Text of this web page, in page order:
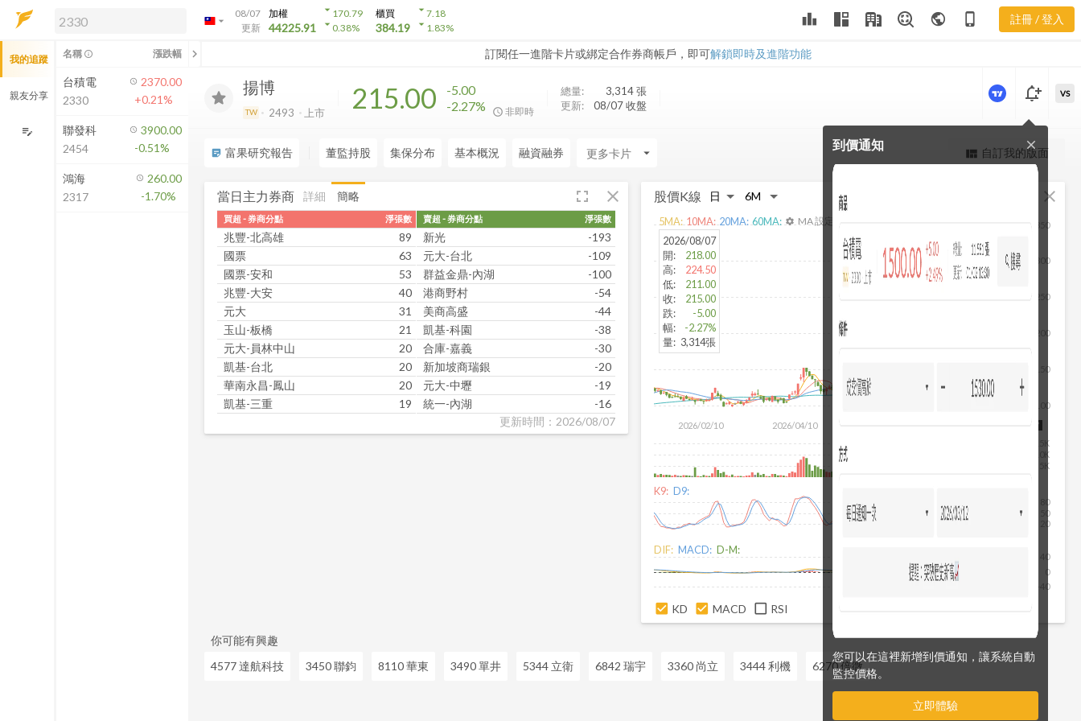
arrow_drop_down
08/07
更新
加權
44225.91
arrow_drop_down170.79
arrow_drop_down0.38%
櫃買
384.19
arrow_drop_down7.18
arrow_drop_down1.83% leaderboard public phone_iphone 註冊 / 登入
訂閱任一進階卡片或綁定合作券商帳戶，即可解鎖即時及進階功能
解鎖即時行情及進階功能
方案」，即可解鎖以下功能：
即時行情
即時市況與排行
成交金額熱力圖
前往方案訂閱
如何綁定合作券商
力券商
揚博
TW 2493 上市 215.00
-5.00
-2.27%
非即時
總量: 3,314張
更新:
08/07 收盤
更強大的進階價量圖表
notification_add
到價通知
您可以在這裡新增到價通知，讓系統自動
監控價格。
立即體驗
close
VS
sticky_note_2 富果研究報告 董監持股 集保分布 基本概況 融資融券 arrow_drop_down view_quilt 自訂我的版面
當日主力券商 fullscreen close
詳細 簡略
買超 - 券商分點 淨張數
兆豐-北高雄
89
國票
63
國票-安和
53
兆豐-大安
40
元大
31
玉山-板橋
21
元大-員林中山
20
凱基-台北
20
華南永昌-鳳山
20
凱基-三重
19
賣超 - 券商分點 淨張數
新光
-193
元大-台北
-109
群益金鼎-內湖
-100
港商野村
-54
美商高盛
-44
凱基-科園
-38
合庫-嘉義
-30
新加坡商瑞銀
-20
元大-中壢
-19
統一-內湖
-16
更新時間：2026/08/07
股價K線 close
2026/02/10 2026/04/10
100
150
200
250
300
350
2026/08/07
5K
10K
15K
2026/08/07
開:
218.00
高:
224.50
低:
211.00
收:
215.00
跌:
-5.00
幅:
-2.27%
量: 3,314張
5MA: 10MA: 20MA: 60MA: settings MA 設定
K9: D9:
20
50
80
DIF: MACD: D-M:
-40
0
40
KD MACD RSI
你可能有興趣
4577 達航科技
3450 聯鈞 8110 華東 3490 單井 5344 立衛 6842 瑞宇 3360 尚立 3444 利機 6270 倍微
我的追蹤
親友分享
edit_note
名稱 info_outline 漲跌幅 chevron_left
台積電
2330
2370.00
+0.21%
聯發科
2454
3900.00
-0.51%
鴻海
2317
260.00
-1.70%